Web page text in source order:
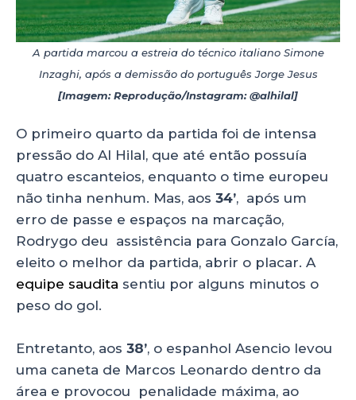
A partida marcou a estreia do técnico italiano Simone
Inzaghi, após a demissão do português Jorge Jesus
[Imagem: Reprodução/Instagram: @alhilal]
O primeiro quarto da partida foi de intensa
pressão do Al Hilal, que até então possuía
quatro escanteios, enquanto o time europeu
não tinha nenhum. Mas, aos 34’, após um
erro de passe e espaços na marcação,
Rodrygo deu assistência para Gonzalo García,
eleito o melhor da partida, abrir o placar. A
equipe saudita sentiu por alguns minutos o
peso do gol.
Entretanto, aos 38’, o espanhol Asencio levou
uma caneta de Marcos Leonardo dentro da
área e provocou penalidade máxima, ao